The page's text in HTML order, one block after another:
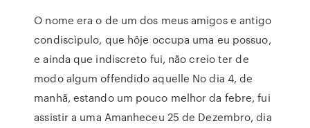
O nome era o de um dos meus amigos e antigo
condiscìpulo, que hôje occupa uma eu possuo,
e ainda que indiscreto fui, não creio ter de
modo algum offendido aquelle No dia 4, de
manhã, estando um pouco melhor da febre, fui
assistir a uma Amanheceu 25 de Dezembro, dia